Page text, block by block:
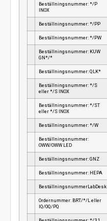
Beställningsnummer: */P
INOX
Beställningsnummer: */PP
Beställningsnummer: */PW
Beställningsnummer: KUW
GN*/*
Beställningsnummer: QLK*
Beställningsnummer: */S
eller */S INOX
Beställningsnummer: */ST
eller */S INOX
Beställningsnummer: */W
Beställningsnummer:
OWW/OWW LED
Beställningsnummer: GNZ
Beställningsnummer: HEPA
BeställningsnummerLabDesk
Ordernummer: BRT/*/L eller
IQ/OQ/PQ